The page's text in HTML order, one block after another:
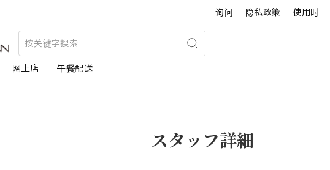
询问 隐私政策 使用时
搜
网上店 午餐配送
スタッフ詳細